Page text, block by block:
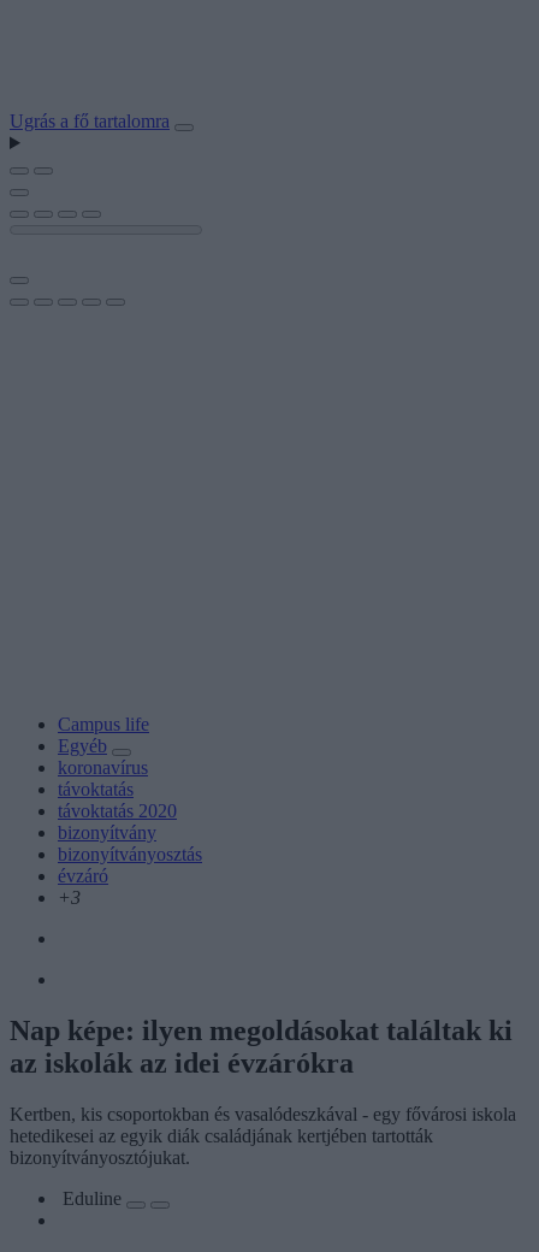
Ugrás a fő tartalomra
Campus life
Egyéb
koronavírus
távoktatás
távoktatás 2020
bizonyítvány
bizonyítványosztás
évzáró
+3
Nap képe: ilyen megoldásokat találtak ki
az iskolák az idei évzárókra
Kertben, kis csoportokban és vasalódeszkával - egy fővárosi iskola
hetedikesei az egyik diák családjának kertjében tartották
bizonyítványosztójukat.
Eduline